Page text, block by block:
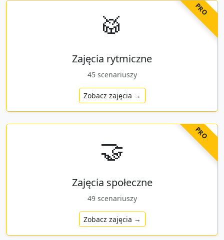
PRO
🥁
Zajęcia rytmiczne
45scenariuszy
Zobacz zajęcia →
PRO
🤝
Zajęcia społeczne
49scenariuszy
Zobacz zajęcia →